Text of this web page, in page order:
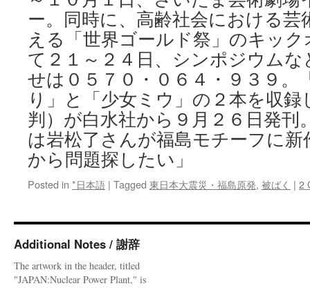
ー。同時に、高齢社会における芸
える「世界ゴールド祭」のキッ
て２１～２４日、シンポジウム
せは０５７０・０６４・９３９。
り」と「少女ミウ」の２本を収録
判）が白水社から９月２６日発刊
は岩松了さんが福島モチーフに
から問題探したい」
Posted in *日本語 | Tagged 東日本大震災・福島原発, 被ばく | 2
Additional Notes / 謝辞
The artwork in the header, titled
"JAPAN:Nuclear Power Plant," is